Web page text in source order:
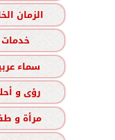
الزمان
خدمات
سماء
رؤى و
مرأة و